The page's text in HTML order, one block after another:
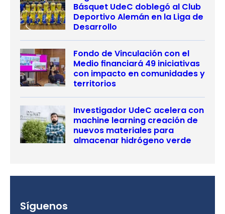
Básquet UdeC doblegó al Club
Deportivo Alemán en la Liga de
Desarrollo
Fondo de Vinculación con el
Medio financiará 49 iniciativas
con impacto en comunidades y
territorios
Investigador UdeC acelera con
machine learning creación de
nuevos materiales para
almacenar hidrógeno verde
Síguenos